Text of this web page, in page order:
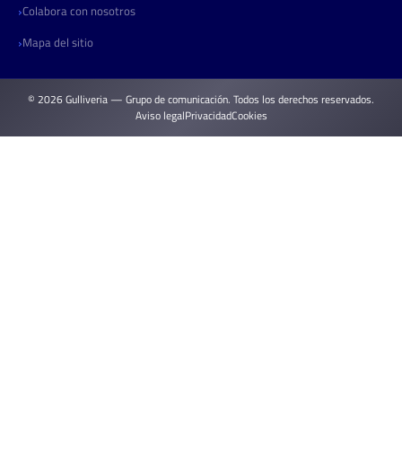
Colabora con nosotros
Mapa del sitio
© 2026 Gulliveria — Grupo de comunicación. Todos los derechos reservados.
Aviso legalPrivacidadCookies